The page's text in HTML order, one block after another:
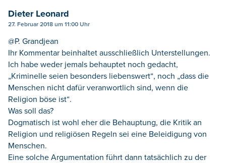
Dieter Leonard
27. Februar 2018 um 11:00 Uhr
@P. Grandjean
Ihr Kommentar beinhaltet ausschließlich Unterstellungen.
Ich habe weder jemals behauptet noch gedacht,
„Kriminelle seien besonders liebenswert“, noch „dass die
Menschen nicht dafür veranwortlich sind, wenn die
Religion böse ist“.
Was soll das?
Dogmatisch ist wohl eher die Behauptung, die Kritik an
Religion und religiösen Regeln sei eine Beleidigung von
Menschen.
Eine solche Argumentation führt dann tatsächlich zu der